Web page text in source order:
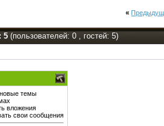
«
5 (пользователей: 0 , гостей: 5)
темы
вложения
свои сообщения